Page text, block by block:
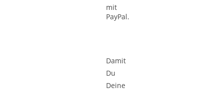
Damit
Du
Deine